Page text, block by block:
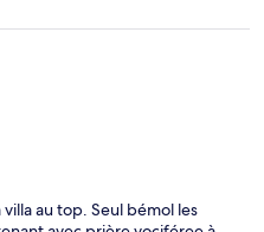
au top. Seul bémol les